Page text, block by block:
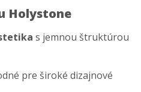
Holystone
s jemnou štruktúrou
pre široké dizajnové